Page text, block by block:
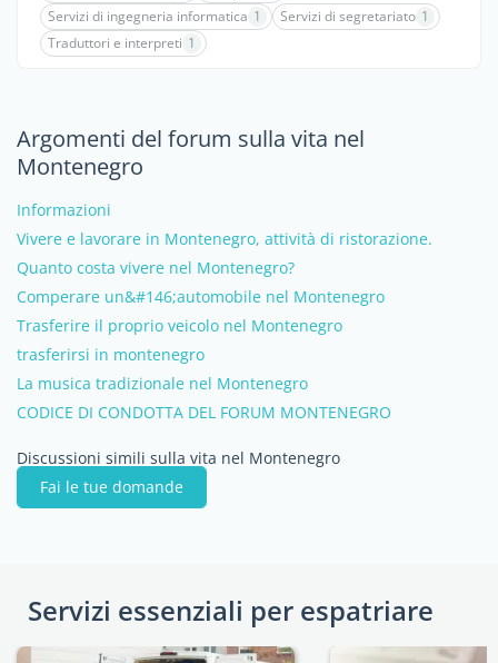
Servizi di ingegneria informatica 1 Servizi di segretariato 1
Traduttori e interpreti 1
Argomenti del forum sulla vita nel
Montenegro
Informazioni
Vivere e lavorare in Montenegro, attività di ristorazione.
Quanto costa vivere nel Montenegro?
Comperare un&#146;automobile nel Montenegro
Trasferire il proprio veicolo nel Montenegro
trasferirsi in montenegro
La musica tradizionale nel Montenegro
CODICE DI CONDOTTA DEL FORUM MONTENEGRO
Discussioni simili sulla vita nel Montenegro
Fai le tue domande
Servizi essenziali per espatriare